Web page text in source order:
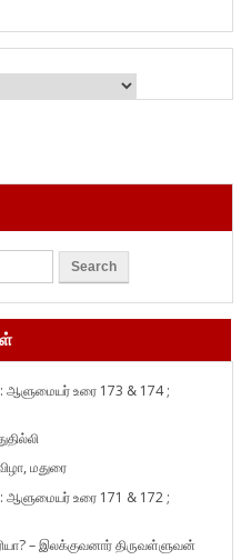
உரை 173 & 174 ;
மதுரை
உரை 171 & 172 ;
– இலக்குவனார் திருவள்ளுவன்